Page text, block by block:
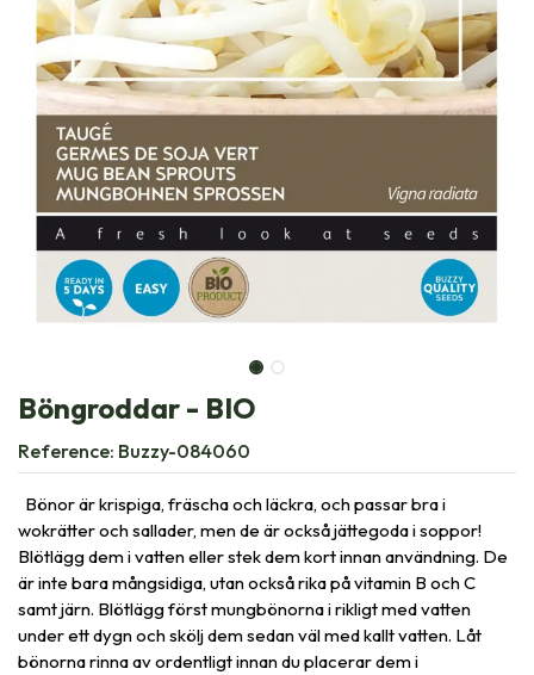
Böngroddar - BIO
Reference: Buzzy-084060
Bönor är krispiga, fräscha och läckra, och passar bra i
wokrätter och sallader, men de är också jättegoda i soppor!
Blötlägg dem i vatten eller stek dem kort innan användning. De
är inte bara mångsidiga, utan också rika på vitamin B och C
samt järn. Blötlägg först mungbönorna i rikligt med vatten
under ett dygn och skölj dem sedan väl med kallt vatten. Låt
bönorna rinna av ordentligt innan du placerar dem i